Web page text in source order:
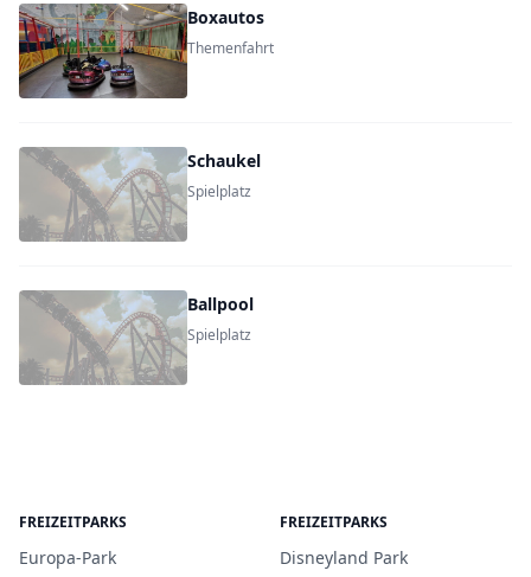
Boxautos
Themenfahrt
Schaukel
Spielplatz
Ballpool
Spielplatz
FREIZEITPARKS
Europa-Park
FREIZEITPARKS
Disneyland Park